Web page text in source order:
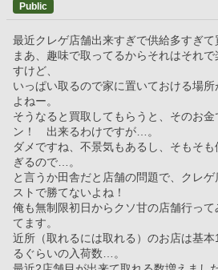
Public
最近クレゲ店舗出来すぎで供給多すぎ
まあ、趣味で取ってるからそれはそれ
すけど、
いっぱい取るので家に置いておける場
よねー。
そうなると買取してもらうと、そのお
ン！　出来るわけですが…。
ダメですね、不景気もあるし、そもそ
ぎるので…。
と言うか田舎だと店舗の問題で、クレ
ストで勝てないよね！
俺も無制限初日からクソ甘の店舗行っ
てます。
近所（取れるには取れる）のお店は基
るぐらいの入荷数…。